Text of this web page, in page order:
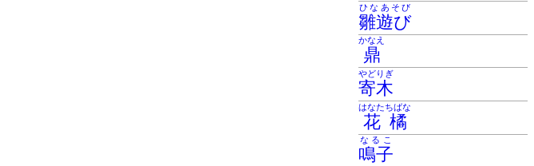
雛遊び
ひなあそび
鼎
かなえ
寄木
やどりぎ
花橘
はなたちばな
鳴子
なるこ